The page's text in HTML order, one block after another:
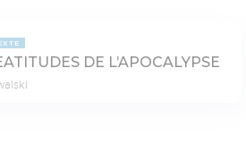
DE L’APOCALYPSE